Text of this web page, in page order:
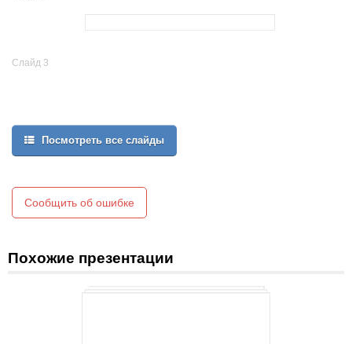
Слайд 3
Посмотреть все слайды
Сообщить об ошибке
Похожие презентации